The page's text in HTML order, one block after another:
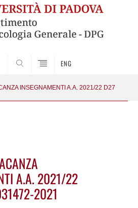
ENG
INSEGNAMENTI A.A. 2021/22 D270000-
A.A. 2021/22
2021